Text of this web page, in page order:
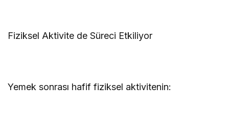
Fiziksel Aktivite de Süreci Etkiliyor
Yemek sonrası hafif fiziksel aktivitenin: